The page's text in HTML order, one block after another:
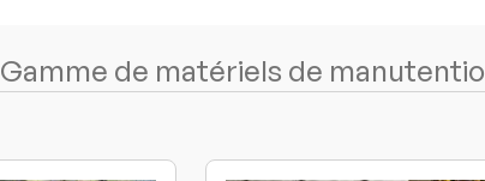
Gamme de matériels de